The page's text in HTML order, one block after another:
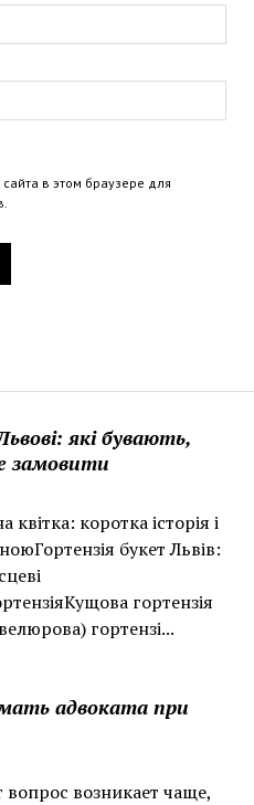
які бувають,
замовити
квітка: коротка історія і
букет Львів:
гортензія
гортензі...
адвоката при
возникает чаще,
в этом браузере для